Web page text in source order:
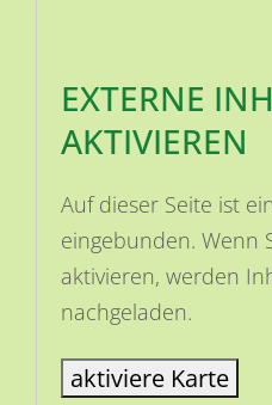
EXTERNE
AKTIVIEREN
Auf dieser Seite ist
eingebunden. Wenn
aktivieren, werden
nachgeladen.
aktiviere Karte